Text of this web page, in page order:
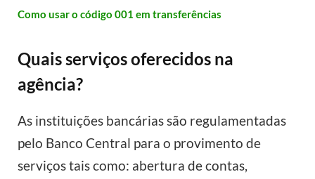
Como usar o código 001 em transferências
Quais serviços oferecidos na
agência?
As instituições bancárias são regulamentadas
pelo Banco Central para o provimento de
serviços tais como: abertura de contas,